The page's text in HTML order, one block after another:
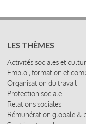
LES THÈMES
Activités sociales et
Emploi, formation et
Organisation du travail
Protection sociale
Relations sociales
Rémunération globale &